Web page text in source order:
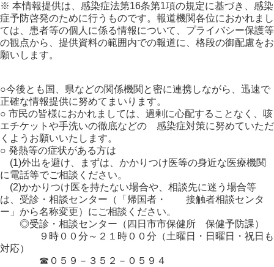
※ 本情報提供は、感染症法第16条第1項の規定に基づき、感染
症予防啓発のために行うものです。報道機関各位におかれまし
ては、患者等の個人に係る情報について、プライバシー保護等
の観点から、提供資料の範囲内での報道に、格段の御配慮をお
願いします。
○今後とも国、県などの関係機関と密に連携しながら、迅速で
正確な情報提供に努めてまいります。
○ 市民の皆様におかれましては、過剰に心配することなく、咳
エチケットや手洗いの徹底などの 感染症対策に努めていただ
くようお願いいたします。
○ 発熱等の症状がある方は
(1)外出を避け、まずは、かかりつけ医等の身近な医療機関
に電話等でご相談ください。
(2)かかりつけ医を持たない場合や、相談先に迷う場合等
は、受診・相談センター（「帰国者・ 接触者相談センタ
ー」から名称変更）にご相談ください。
◎受診・相談センター（四日市市保健所 保健予防課）
９時００分～２１時００分（土曜日・日曜日・祝日も
対応）
☎０５９－３５２－０５９４